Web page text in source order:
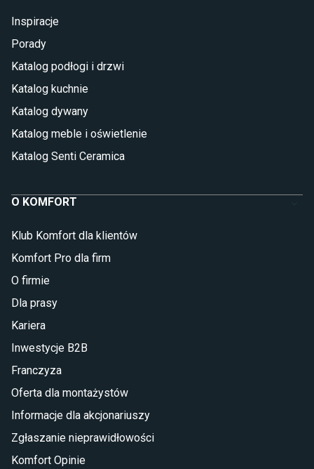
Inspiracje
Porady
Katalog podłogi i drzwi
Katalog kuchnie
Katalog dywany
Katalog meble i oświetlenie
Katalog Senti Ceramica
O KOMFORT
Klub Komfort dla klientów
Komfort Pro dla firm
O firmie
Dla prasy
Kariera
Inwestycje B2B
Franczyza
Oferta dla montażystów
Informacje dla akcjonariuszy
Zgłaszanie nieprawidłowości
Komfort Opinie